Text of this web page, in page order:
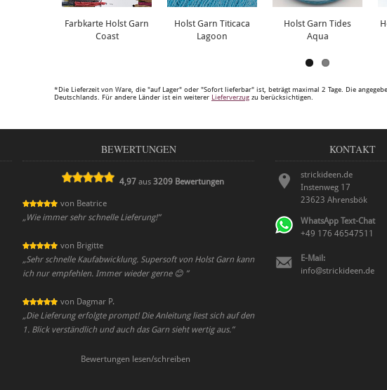
Farbkarte Holst Garn
Coast
Holst Garn Titicaca
Lagoon
Holst Garn Tides
Aqua
*Die Lieferzeit von Ware, die "auf Lager" oder "Sofort lieferbar" ist, beträgt maximal 2 Tage. Die
Deutschlands. Für andere Länder ist ein weiterer Lieferverzug zu berücksichtigen.
BEWERTUNGEN
4,97 aus3209 Bewertungen
von Beatrice
„Wie immer sehr schnelle Lieferung!”
von Brigitte
„Sehr schnelle Kaufabwicklung. Supersoft von Holst Garn kann
ich nur empfehlen. Immer wieder gerne 😊 ”
von Dagmar P.
„Die Lieferung erfolgte prompt! Die Anleitung liest sich auf den
1. Blick verständlich und auch das Garn sieht wertig aus.”
Bewertungen lesen/schreiben
KONTAKT
strickideen.de
Instenweg 17
23623 Ahrensbök
WhatsApp Text-Chat
+49 176 46547511
E-Mail:
info@strickideen.de